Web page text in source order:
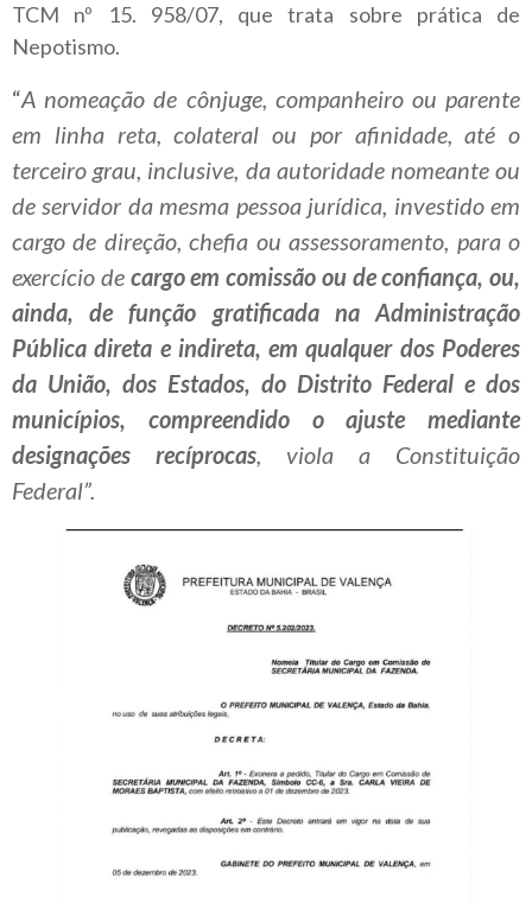
TCM nº 15. 958/07, que trata sobre prática de
Nepotismo.
“A nomeação de cônjuge, companheiro ou parente
em linha reta, colateral ou por afinidade, até o
terceiro grau, inclusive, da autoridade nomeante ou
de servidor da mesma pessoa jurídica, investido em
cargo de direção, chefia ou assessoramento, para o
exercício de cargo em comissão ou de confiança, ou,
ainda, de função gratificada na Administração
Pública direta e indireta, em qualquer dos Poderes
da União, dos Estados, do Distrito Federal e dos
municípios, compreendido o ajuste mediante
designações recíprocas, viola a Constituição
Federal”.